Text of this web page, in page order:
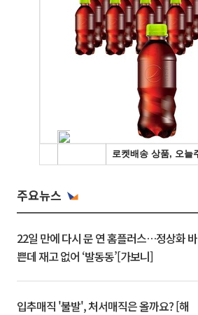
주요뉴스
22일 만에 다시 문 연 홈플러스…정상화 바
쁜데 재고 없어 ‘발동동’[가보니]
입추매직 '불발', 처서매직은 올까요? [해